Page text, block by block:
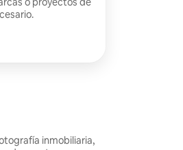
inmobiliaria,